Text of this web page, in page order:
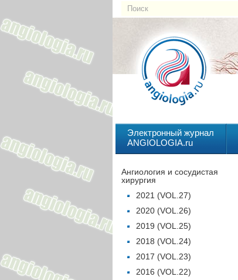
Электронный журнал
ANGIOLOGIA.ru
Ангиология и сосудистая
хирургия
2021 (VOL.27)
2020 (VOL.26)
2019 (VOL.25)
2018 (VOL.24)
2017 (VOL.23)
2016 (VOL.22)